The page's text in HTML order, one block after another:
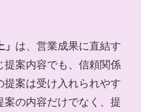
は、営業成果に直結す
提案内容でも、信頼関係
提案は受け入れられやす
案の内容だけでなく、提